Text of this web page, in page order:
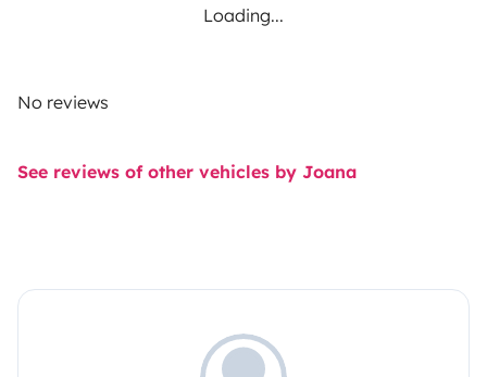
Loading...
No reviews
See reviews of other vehicles by Joana